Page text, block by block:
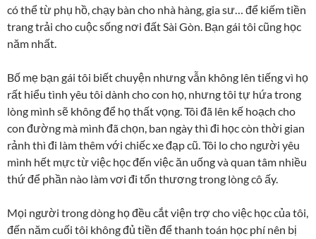
có thể từ phụ hồ, chạy bàn cho nhà hàng, gia sư… để kiếm tiền
trang trải cho cuộc sống nơi đất Sài Gòn. Bạn gái tôi cũng học
năm nhất.
Bố mẹ bạn gái tôi biết chuyện nhưng vẫn không lên tiếng vì họ
rất hiểu tình yêu tôi dành cho con họ, nhưng tôi tự hứa trong
lòng mình sẽ không để họ thất vọng. Tôi đã lên kế hoạch cho
con đường mà mình đã chọn, ban ngày thì đi học còn thời gian
rảnh thì đi làm thêm với chiếc xe đạp cũ. Tôi lo cho người yêu
mình hết mực từ việc học đến việc ăn uống và quan tâm nhiều
thứ để phần nào làm vơi đi tổn thương trong lòng cô ấy.
Mọi người trong dòng họ đều cắt viện trợ cho việc học của tôi,
đến năm cuối tôi không đủ tiền để thanh toán học phí nên bị